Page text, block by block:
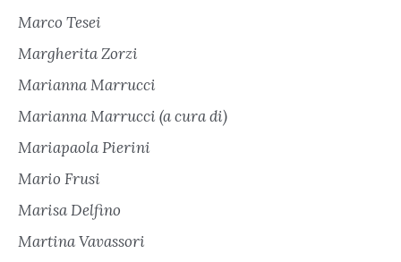
Marco Tesei
Margherita Zorzi
Marianna Marrucci
Marianna Marrucci (a cura di)
Mariapaola Pierini
Mario Frusi
Marisa Delfino
Martina Vavassori